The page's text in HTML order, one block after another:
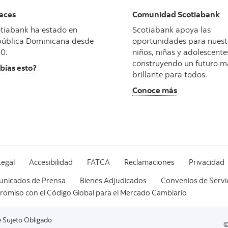
ha estado en
Dominicana desde
esto?
Comunidad Scotiabank
Scotiabank apoya las
oportunidades para
niños, niñas y
construyendo un futuro
brillante para todos.
Conoce más
Accesibilidad FATCA Reclamaciones
Privacidad
de Prensa
Bienes Adjudicados
Convenios de
con el Código Global para el Mercado Cambiario